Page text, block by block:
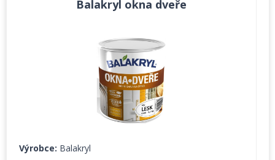
Balakryl okna dveře
Výrobce: Balakryl